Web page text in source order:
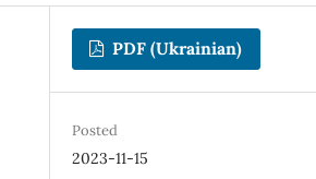
PDF (Ukrainian)
Posted
2023-11-15